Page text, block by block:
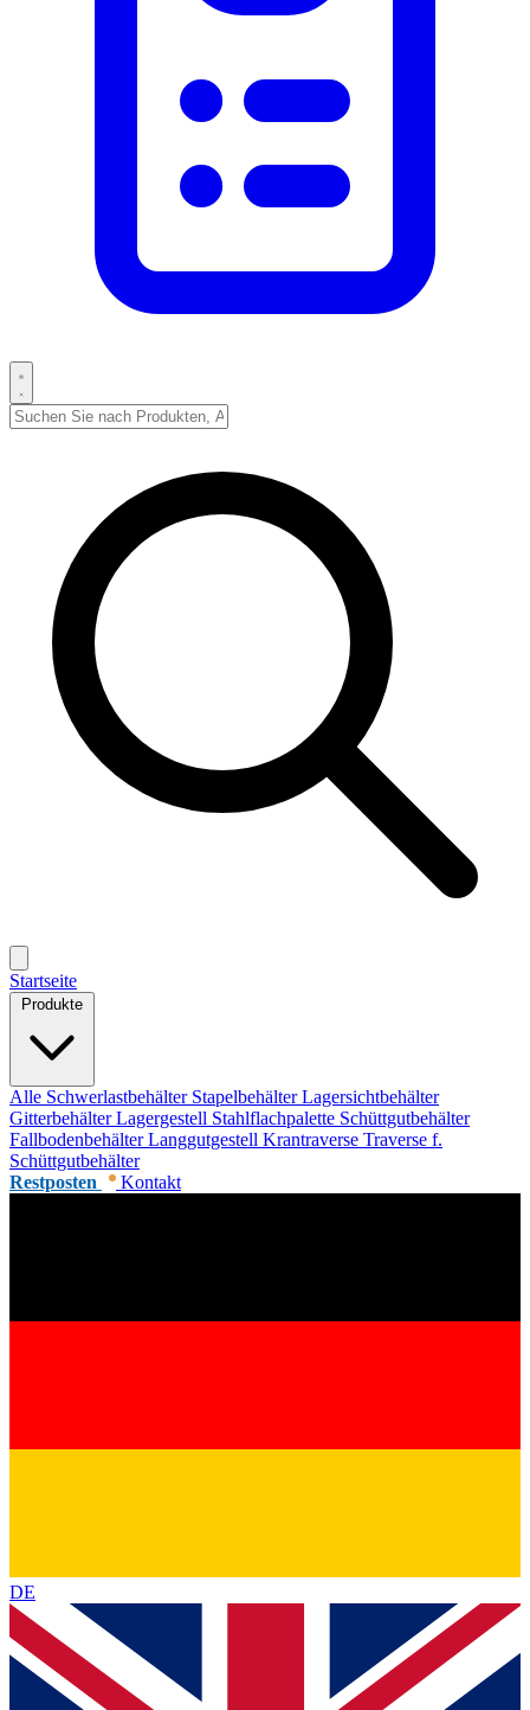
Startseite
Alle Schwerlastbehälter StapelbehälterLagersichtbehälter
GitterbehälterLagergestell Stahlflachpalette Schüttgutbehälter
FallbodenbehälterLanggutgestell Krantraverse Traverse f.
Schüttgutbehälter
Restposten
Kontakt
DE